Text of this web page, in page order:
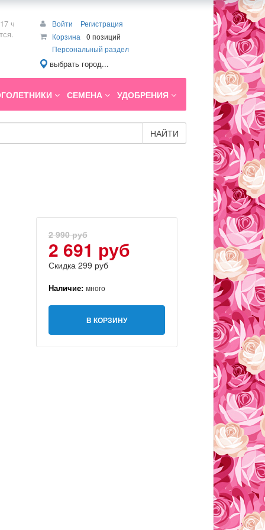
ч
Войти
Регистрация
Корзина
0 позиций
Персональный раздел
выбрать город...
СЕМЕНА УДОБРЕНИЯ
НАЙТИ
2 990 руб
2 691 руб
Скидка 299 руб
Наличие: много
В КОРЗИНУ